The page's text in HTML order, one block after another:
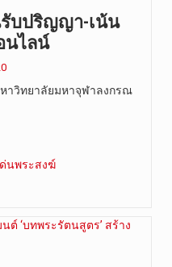
รับปริญญา-เน้น
นไลน์
วิทยาลัยมหาจุฬาลงกรณ
นพระสงฆ์